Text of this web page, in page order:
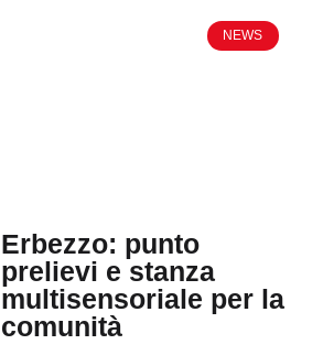
NEWS
Erbezzo: punto
prelievi e stanza
multisensoriale per la
comunità